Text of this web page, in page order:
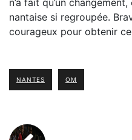
n’a fait qu’un
nantaise si regroupée.
courageux pour obtenir
NANTES OM